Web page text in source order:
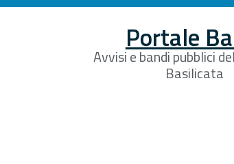
Portale
Avvisi e bandi pubblici
Basilicata